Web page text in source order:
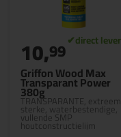
Griffon Wood Max
Transparant Power
380g
TRANSPARANTE, extreem
sterke, waterbestendige,
vullende SMP
houtconstructielijm
10,99